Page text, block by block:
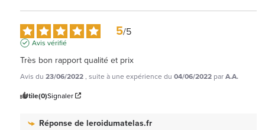
5/5
Avis vérifié
Très bon rapport qualité et prix
Avis du 23/06/2022, suite à une expérience du 04/06/2022 parA.A.
Utile(0)Signaler
Réponse deleroidumatelas.fr